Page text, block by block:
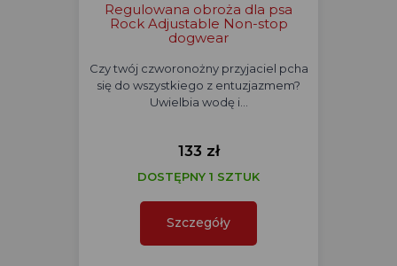
Regulowana obroża dla psa
Rock Adjustable Non-stop
dogwear
Czy twój czworonożny przyjaciel pcha
się do wszystkiego z entuzjazmem?
Uwielbia wodę i…
133 zł
DOSTĘPNY 1 SZTUK
Szczegóły